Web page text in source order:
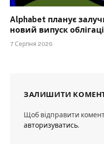
Alphabet планує
новий випуск
7 Серпня 2026
ЗАЛИШИТИ
Щоб відправити
авторизуватись.